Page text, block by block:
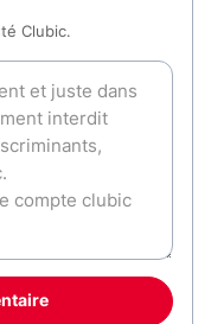
Clubic.